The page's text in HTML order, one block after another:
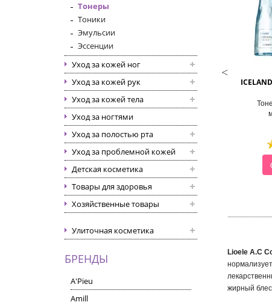
Тонеры
Тоники
Эмульсии
Эссенции
Уход за кожей ног
Уход за кожей рук
Уход за кожей тела
Уход за ногтями
Уход за полостью рта
Уход за проблемной кожей
Детская косметика
Товары для здоровья
Хозяйственные товары
Улиточная косметика
БРЕНДЫ
A'Pieu
Amill
EX WRINKLE
SKIN CARE 2 SET
антивозрастной
HYPER FACIAL TONER
Тонер с пептидами
Lioele A.C
жирный